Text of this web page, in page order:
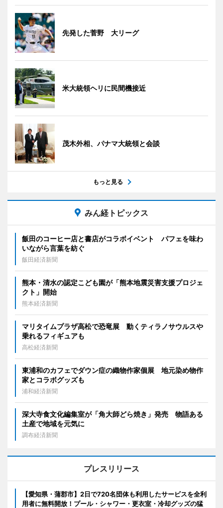
先発した菅野 大リーグ
米大統領ヘリに民間機接近
茂木外相、パナマ大統領と会談
もっと見る
みん経トピックス
飯田のコーヒー店と書店がコラボイベント パフェを味わ
いながら言葉を紡ぐ
飯田経済新聞
熊本・清水の認定こども園が「熊本地震災害支援プロジェ
クト」開始
熊本経済新聞
マリタイムプラザ高松で恐竜展 動くティラノサウルスや
乗れるフィギュアも
高松経済新聞
東浦和のカフェでダウン症の織物作家個展 地元染め物作
家とコラボグッズも
浦和経済新聞
深大寺食文化編集室が「角大師どら焼き」発売 物語ある
土産で地域を元気に
調布経済新聞
プレスリリース
【愛知県・蒲郡市】2日で720名団体も利用したサービスを全利
用者に無料開放！プール・シャワー・更衣室・冷却グッズの猛